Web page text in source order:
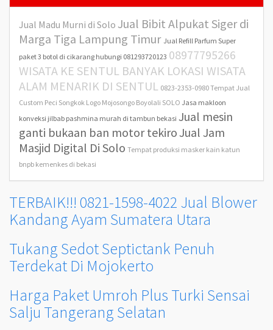
Jual Madu Murni di Solo Jual Bibit Alpukat Siger di
Marga Tiga Lampung Timur Jual Refill Parfum Super
paket 3 botol di cikarang hubungi 081293720123 08977795266
WISATA KE SENTUL BANYAK LOKASI WISATA
ALAM MENARIK DI SENTUL
0823-2353-0980 Tempat Jual
Custom Peci Songkok Logo Mojosongo Boyolali SOLO Jasa makloon
konveksi jilbab pashmina murah di tambun bekasi Jual mesin
ganti bukaan ban motor tekiroJual Jam
Masjid Digital Di Solo Tempat produksi masker kain katun
bnpb kemenkes di bekasi
TERBAIK!!! 0821-1598-4022 Jual Blower
Kandang Ayam Sumatera Utara
Tukang Sedot Septictank Penuh
Terdekat Di Mojokerto
Harga Paket Umroh Plus Turki Sensai
Salju Tangerang Selatan